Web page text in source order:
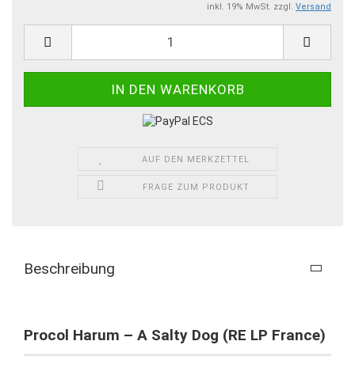
inkl. 19% MwSt. zzgl. Versand
AUF DEN MERKZETTEL
FRAGE ZUM PRODUKT
Beschreibung
Procol Harum – A Salty Dog (RE LP France)